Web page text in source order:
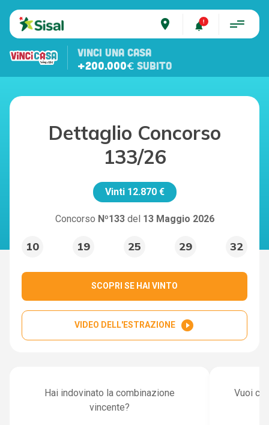
place
VINCI UNA CASA
+200.000€ SUBITO
Dettaglio Concorso
133/26
Vinti 12.870 €
Concorso Nº133 del 13 Maggio 2026
10 19 25 29 32
SCOPRI SE HAI VINTO
VIDEO DELL'ESTRAZIONE play_circle_filled
Hai indovinato la combinazione
vincente?
Vuoi